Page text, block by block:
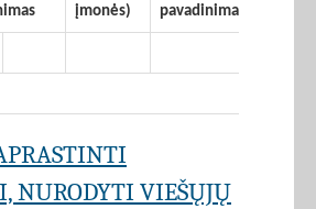
įmonės)
pavadinimas
NURODYTI VIEŠŲJŲ